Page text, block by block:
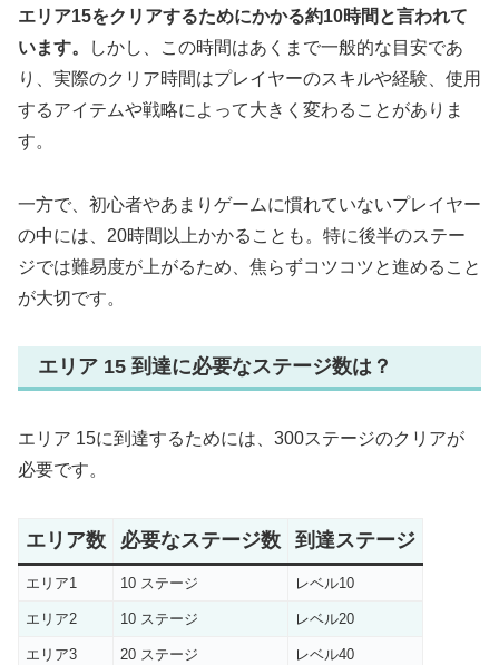
エリア15をクリアするためにかかる約10時間と言われて
います。
しかし、この時間はあくまで一般的な目安であ
り、実際のクリア時間はプレイヤーのスキルや経験、使用
するアイテムや戦略によって大きく変わることがありま
す。
一方で、初心者やあまりゲームに慣れていないプレイヤー
の中には、20時間以上かかることも。特に後半のステー
ジでは難易度が上がるため、焦らずコツコツと進めること
が大切です。
エリア 15 到達に必要なステージ数は？
エリア 15に到達するためには、300ステージのクリアが
必要です。
エリア数 必要なステージ数 到達ステージ
エリア1 10 ステージ レベル10
エリア2 10 ステージ レベル20
エリア3 20 ステージ レベル40